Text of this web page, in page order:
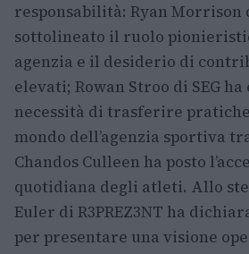
responsabilità: Ryan Morrison
sottolineato il ruolo
agenzia e il desiderio di
elevati; Rowan Stroo di SEG
necessità di trasferire
mondo dell’agenzia sportiva
Chandos Culleen ha posto
quotidiana degli atleti. Allo
Euler di R3PREZ3NT ha
per presentare una visione